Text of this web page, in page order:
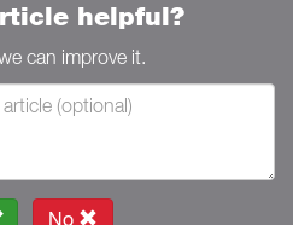
helpful?
can improve it.
No